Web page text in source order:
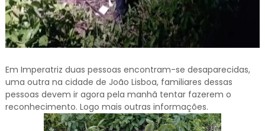
Em Imperatriz duas pessoas encontram-se desaparecidas,
uma outra na cidade de João Lisboa, familiares dessas
pessoas devem ir agora pela manhã tentar fazerem o
reconhecimento. Logo mais outras informações.